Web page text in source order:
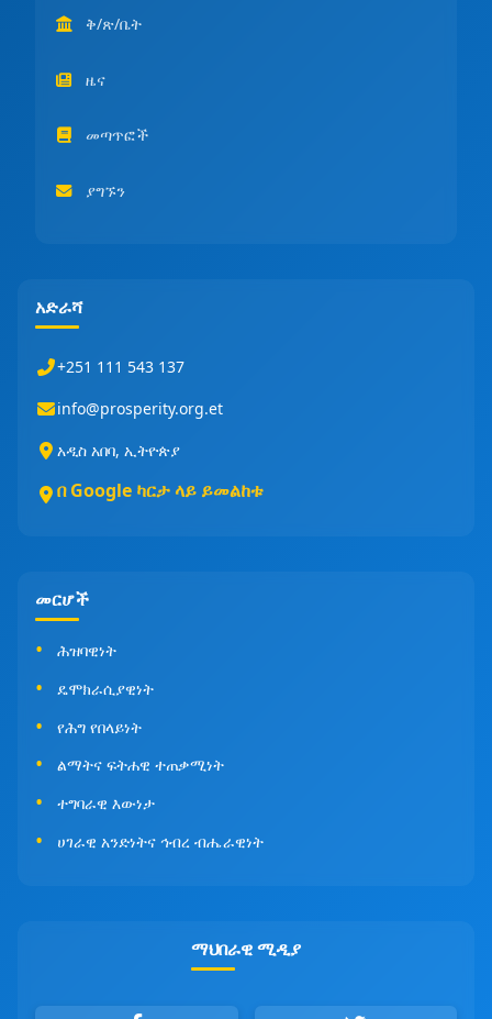
ቅ/ጽ/ቤት
ዜና
መጣጥፎች
ያግኙን
አድራሻ
+251 111 543 137
info@prosperity.org.et
አዲስ አበባ, ኢትዮጵያ
በ Google ካርታ ላይ ይመልከቱ
መርሆች
ሕዝባዊነት
ዴሞክራሲያዊነት
የሕግ የበላይነት
ልማትና ፍትሐዊ ተጠቃሚነት
ተግባራዊ እውነታ
ሀገራዊ አንድነትና ኅብረ ብሔራዊነት
ማህበራዊ ሚዲያ